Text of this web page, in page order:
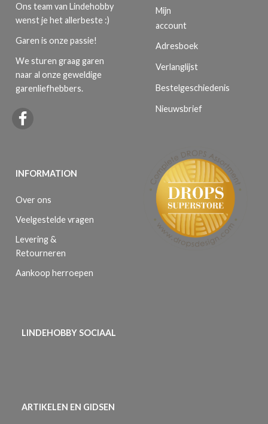
Ons team van Lindehobby
wenst je het allerbeste :)
Garen is onze passie!
We sturen graag garen
naar al onze geweldige
garenliefhebbers.
INFORMATION
Over ons
Veelgestelde vragen
Levering &
Retourneren
Aankoop herroepen
Mijn
account
Adresboek
Verlanglijst
Bestelgeschiedenis
Nieuwsbrief
LINDEHOBBY SOCIAAL
ARTIKELEN EN GIDSEN